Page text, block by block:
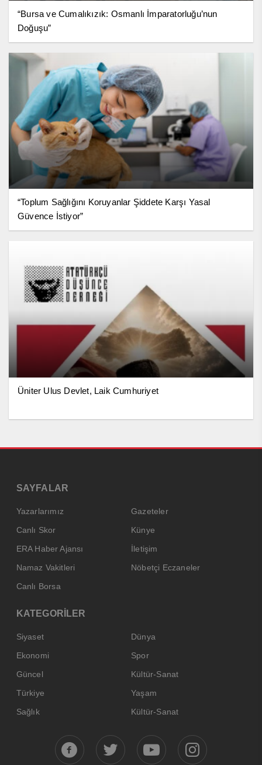
“Bursa ve Cumalıkızık: Osmanlı İmparatorluğu’nun
Doğuşu”
“Toplum Sağlığını Koruyanlar Şiddete Karşı Yasal
Güvence İstiyor”
Üniter Ulus Devlet, Laik Cumhuriyet
SAYFALAR
Yazarlarımız
Gazeteler
Canlı Skor
Künye
ERA Haber Ajansı
İletişim
Namaz Vakitleri
Nöbetçi Eczaneler
Canlı Borsa
KATEGORİLER
Siyaset
Dünya
Ekonomi
Spor
Güncel
Kültür-Sanat
Türkiye
Yaşam
Sağlık
Kültür-Sanat